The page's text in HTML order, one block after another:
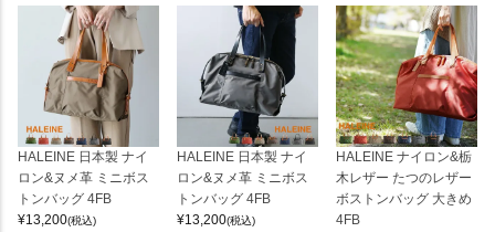
HALEINE 日本製 ナイ
ロン&ヌメ革 ミニボス
トンバッグ 4FB
¥13,200(税込)
HALEINE 日本製 ナイ
ロン&ヌメ革 ミニボス
トンバッグ 4FB
¥13,200(税込)
HALEINE ナイロン&栃
木レザー たつのレザー
ボストンバッグ 大きめ
4FB